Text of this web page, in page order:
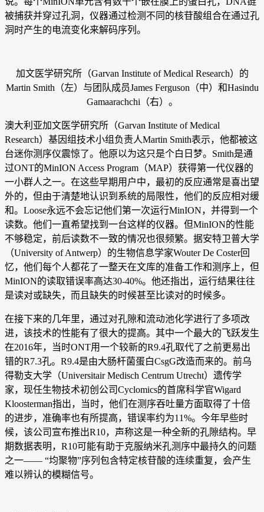
被捕获并穿过孔洞，仪器通过检测不同的核苷酸组合在通过孔
洞时产生的电流变化来解码序列。
加文医学研究所（Garvan Institute of Medical Research）的
Martin Smith（左）与团队成员James Ferguson（中）和Hasindu
Gamaarachchi（右）。
澳大利亚加文医学研究所（Garvan Institute of Medical
Research）基因组技术小组负责人Martin Smith表示，他都被这
台迷你测序仪震惊了。他原以为这只是个白日梦。Smith是通
过ONT的MinION Access Program（MAP）获得第一代仪器的
一小群人之一。在这些早期用户中，最初的反应通常是喜出望
外的，但由于清楚地认识到系统的局限性，他们的反应相对缓
和。Loose永远不会忘记他们第一次运行MinION，并得到一个
读数。他们一直希望找到一台这样的仪器。但MinION的性能
不够稳定，前后读数不一致的情况也很频繁。据安特卫普大学
（University of Antwerp）的生物信息学家Wouter De Coster回
忆，他们每个人都花了一整天在文库的准备工作和测序上，但
MinION的读取错误率高达30-40%。他还指出，运行结果往往
是读对或缺失，而且缺失的时候甚至比读对的时候多。
在接下来的几年里，通过对孔隙和流动池化学进行了多项改
进，该技术的性能有了很大的提高。其中一个最大的飞跃发生
在2016年，当时ONT用一个较新的R9.4孔取代了之前更易出
错的R7.3孔。R9.4是由大肠杆菌蛋白CsgG改造而来的。前乌
得勒支大学（Universitair Medisch Centrum Utrecht）遗传学
家，现任生物技术初创公司Cyclomics的首席科学官Wigard
Kloosterman指出，当时，他们在测序吞吐量方面取得了十倍
的进步，准确率也有所提高，错误率约为11%。今年早些时
候，该公司宣布推出R10，声称这是一种全新的孔隙结构。早
期数据表明，R10可能有助于克服纳米孔测序中最持久的问题
之一—— “均聚物”序列包含特定核苷酸的连续重复，会产生
难以辨认的模糊信号。